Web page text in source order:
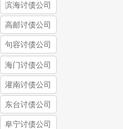
滨海讨债公司
高邮讨债公司
句容讨债公司
海门讨债公司
灌南讨债公司
东台讨债公司
阜宁讨债公司